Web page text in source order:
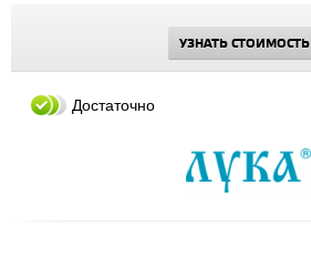
УЗНАТЬ СТОИМОСТЬ
Достаточно